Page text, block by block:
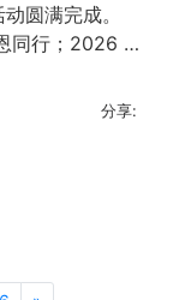
圆满完成。
同行；2026 年
分享: